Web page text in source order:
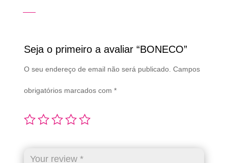
Seja o primeiro a avaliar “BONECO”
O seu endereço de email não será publicado. Campos
obrigatórios marcados com *